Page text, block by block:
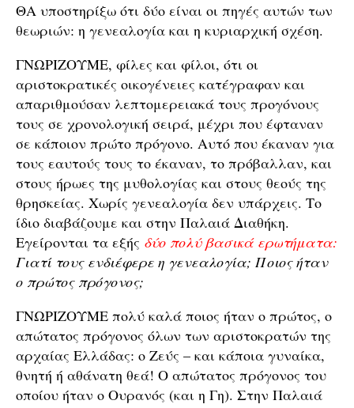
ΘΑ υποστηρίξω ότι δύο είναι οι πηγές αυτών των
θεωριών: η γενεαλογία και η κυριαρχική σχέση.
ΓΝΩΡΙΖΟΥΜΕ, φίλες και φίλοι, ότι οι
αριστοκρατικές οικογένειες κατέγραφαν και
απαριθμούσαν λεπτομερειακά τους προγόνους
τους σε χρονολογική σειρά, μέχρι που έφταναν
σε κάποιον πρώτο πρόγονο. Αυτό που έκαναν για
τους εαυτούς τους το έκαναν, το πρόβαλλαν, και
στους ήρωες της μυθολογίας και στους θεούς της
θρησκείας. Χωρίς γενεαλογία δεν υπάρχεις. Το
ίδιο διαβάζουμε και στην Παλαιά Διαθήκη.
Εγείρονται τα εξής δύο πολύ βασικά ερωτήματα:
Γιατί τους ενδιέφερε η γενεαλογία; Ποιος ήταν
ο πρώτος πρόγονος;
ΓΝΩΡΙΖΟΥΜΕ πολύ καλά ποιος ήταν ο πρώτος, ο
απώτατος πρόγονος όλων των αριστοκρατών της
αρχαίας Ελλάδας: ο Ζεύς – και κάποια γυναίκα,
θνητή ή αθάνατη θεά! Ο απώτατος πρόγονος του
οποίου ήταν ο Ουρανός (και η Γη). Στην Παλαιά